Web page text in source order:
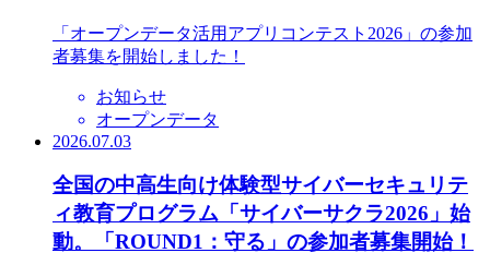
「オープンデータ活用アプリコンテスト2026」の参加
者募集を開始しました！
お知らせ
オープンデータ
2026.07.03
全国の中高生向け体験型サイバーセキュリテ
ィ教育プログラム「サイバーサクラ2026」始
動。「ROUND1：守る」の参加者募集開始！